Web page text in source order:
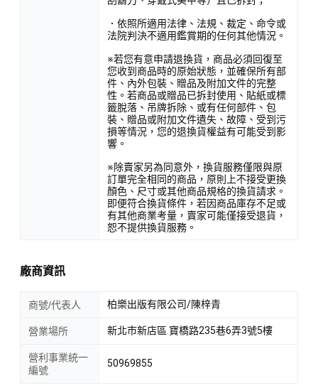
．依照所適用法律、法規、裁定、命令或
法院判決不適用鑑賞期的任何其他情況。
※若您有意申請退換貨，商品必須回復至
您收到商品時的原始狀態，並確保所有部
件、內外包裝、贈品及附加文件的完整
性。若商品或贈品已拆封使用、貼紙或標
籤脫落、吊牌拆除、或有任何部件、包
裝、贈品或附加文件遺失、故障、受到污
損等情況，您的退換貨權益有可能受到影
響。
※除賣家另為同意外，換貨服務僅限與原
訂單完全相同的商品，原則上不接受更換
顏色、尺寸或其他商品規格的換貨請求。
即便符合換貨條件，若因商品庫存不足或
有其他商業考量，賣家可能僅接受退貨，
恕不提供換貨服務。
廠商資訊
商號/代表人 柏樂出版有限公司/陳梓青
營業場所 新北市新店區 寶橋路235巷6弄3號5樓
營利事業統一
編號
50969855